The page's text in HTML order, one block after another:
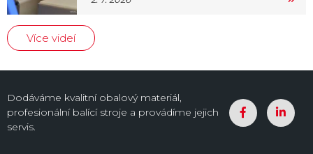
Více videí
Dodáváme kvalitní obalový materiál,
profesionální balící stroje a provádíme jejich
servis.